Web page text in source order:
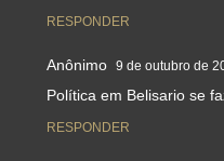
RESPONDER
Anônimo 9 de outubro de
Política em Belisario se
RESPONDER